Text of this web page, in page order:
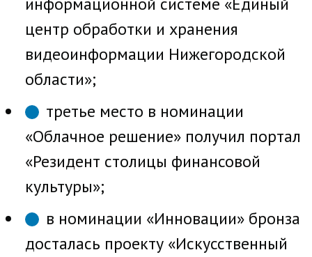
центр обработки и хранения
видеоинформации Нижегородской
области»;
третье место в номинации
«Облачное решение» получил портал
«Резидент столицы финансовой
культуры»;
в номинации «Инновации» бронза
досталась проекту «Искусственный